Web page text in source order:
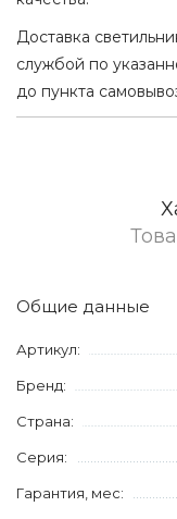
Доставка
службой по
до пункта
Общие данные
Артикул:
Бренд:
Страна:
Серия:
Гарантия, мес: